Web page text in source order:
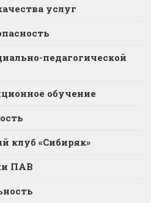
услуг
педагогической
обучение
клуб «Сибиряк»
ПАВ